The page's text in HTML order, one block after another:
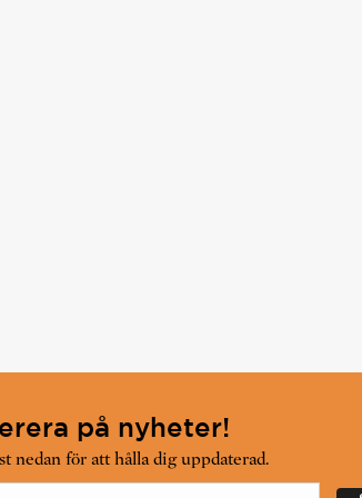
på nyheter!
nedan för att hålla dig uppdaterad.